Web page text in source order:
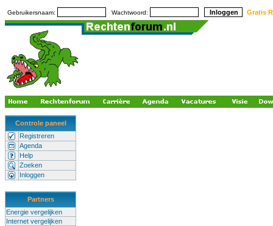
Gebruikersnaam: Wachtwoord: Gratis
Controle paneel
Registreren
Agenda
Help
Zoeken
Inloggen
Partners
Energie vergelijken
Internet vergelijken